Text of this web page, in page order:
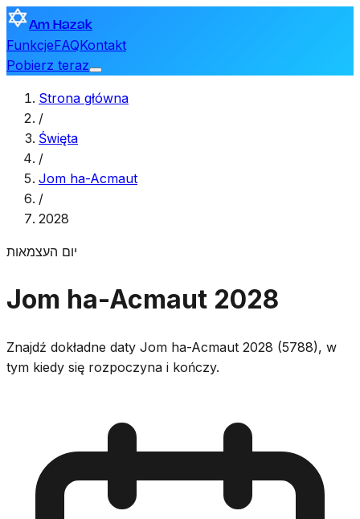
Am Hazak
FunkcjeFAQKontakt
Pobierz teraz
Strona główna
/
Święta
/
Jom ha-Acmaut
/
2028
יום העצמאות
Jom ha-Acmaut 2028
Znajdź dokładne daty Jom ha-Acmaut 2028 (5788), w
tym kiedy się rozpoczyna i kończy.